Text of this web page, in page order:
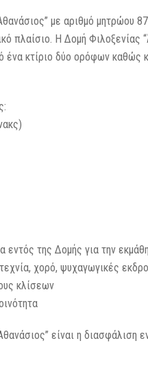
με αριθμό μητρώου
Η Δομή Φιλοξενίας
ένα κτίριο δύο ορόφων
εντός της Δομής για την
χορό, ψυχαγωγικές
κλίσεων
είναι η διασφάλιση